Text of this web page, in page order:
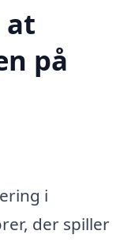
at
på
i
der spiller